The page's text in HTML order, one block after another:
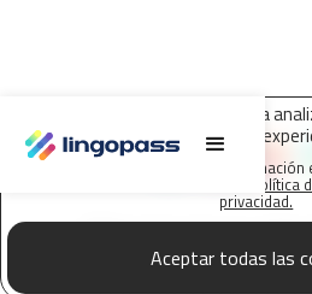
Lingopass utiliza cookies para
este sitio web y mejorar su
Más información
Política
privacidad.
Aceptar todas las
Programas de